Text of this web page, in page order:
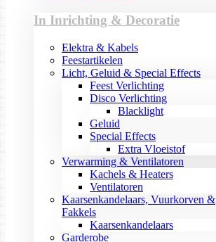
In Inrichting & Decoratie
Elektra & Kabels
Feestartikelen
Licht, Geluid & Special Effects
Feest Verlichting
Disco Verlichting
Blacklight
Geluid
Special Effects
Extra Vloeistof
Verwarming & Ventilatoren
Kachels & Heaters
Ventilatoren
Kaarsenkandelaars, Vuurkorven &
Fakkels
Kaarsenkandelaars
Garderobe